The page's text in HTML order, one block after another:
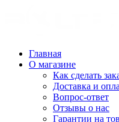
Главная
О магазине
Как сделать
Доставка и
Вопрос-ответ
Отзывы о нас
Гарантии на